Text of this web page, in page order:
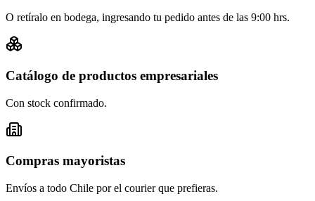
O retíralo en bodega, ingresando tu pedido antes de las 9:00 hrs.
Catálogo de productos empresariales
Con stock confirmado.
Compras mayoristas
Envíos a todo Chile por el courier que prefieras.